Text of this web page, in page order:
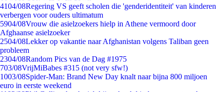
4104/08Regering VS geeft scholen die 'genderidentiteit' van kinderen
verbergen voor ouders ultimatum
5904/08Vrouw die asielzoekers hielp in Athene vermoord door
Afghaanse asielzoeker
2504/08Lekker op vakantie naar Afghanistan volgens Taliban geen
probleem
2304/08Random Pics van de Dag #1975
703/08VrijMiBabes #315 (not very sfw!)
1003/08Spider-Man: Brand New Day knalt naar bijna 800 miljoen
euro in eerste weekend